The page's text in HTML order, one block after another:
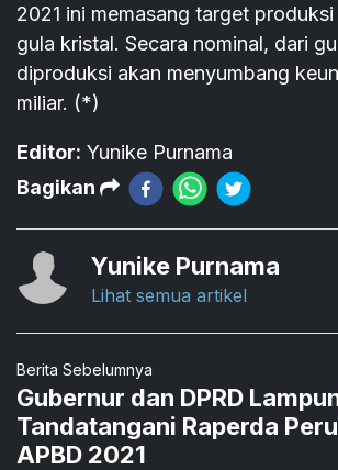
2021 ini memasang target produksi
gula kristal. Secara nominal, dari
diproduksi akan menyumbang
miliar. (*)
Editor: Yunike Purnama
Bagikan
Yunike Purnama
Lihat semua artikel
Berita Sebelumnya
Gubernur dan DPRD
Tandatangani Raperda
APBD 2021